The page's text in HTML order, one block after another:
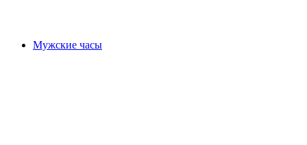
Мужские часы